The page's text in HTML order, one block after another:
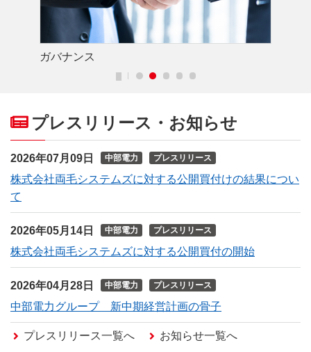
ガバナンス
プレスリリース・お知らせ
2026年07月09日 中部電力 プレスリリース
株式会社両毛システムズに対する公開買付けの結果につい
て
2026年05月14日 中部電力 プレスリリース
株式会社両毛システムズに対する公開買付の開始
2026年04月28日 中部電力 プレスリリース
中部電力グループ 新中期経営計画の骨子
プレスリリース一覧へ お知らせ一覧へ